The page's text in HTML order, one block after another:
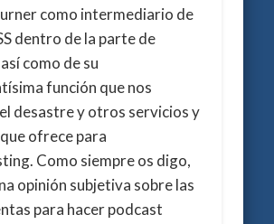
como intermediario de
dentro de la parte de
como de su
función que nos
desastre y otros servicios y
ofrece para
Como siempre os digo,
opinión subjetiva sobre las
para hacer podcast